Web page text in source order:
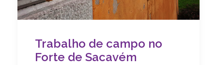
Trabalho de campo no
Forte de Sacavém